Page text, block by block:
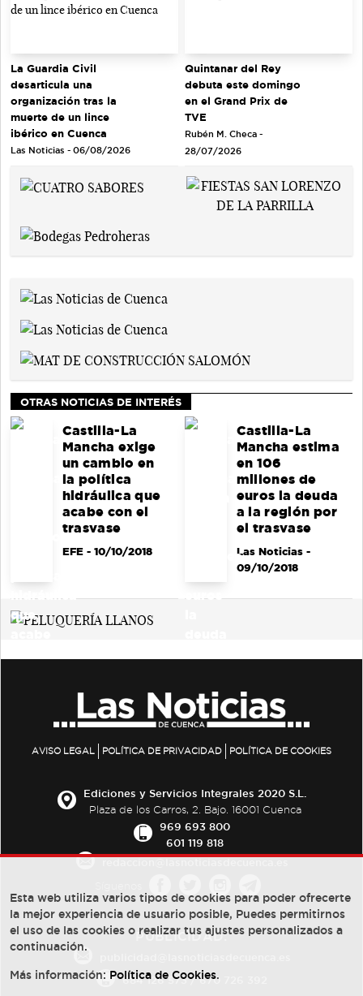
La Guardia Civil
desarticula una
organización tras la
muerte de un lince
ibérico en Cuenca
Las Noticias - 06/08/2026
Quintanar del Rey
debuta este domingo
en el Grand Prix de
TVE
Rubén M. Checa -
28/07/2026
OTRAS NOTICIAS DE INTERÉS
Castilla-La
Mancha exige
un cambio en
la política
hidráulica que
acabe con el
trasvase
EFE- 10/10/2018
Castilla-La
Mancha estima
en 106
millones de
euros la deuda
a la región por
el trasvase
Las Noticias-
09/10/2018
AVISO LEGAL POLÍTICA DE PRIVACIDAD POLÍTICA DE COOKIES
Ediciones y Servicios Integrales 2020 S.L.
Plaza de los Carros, 2. Bajo. 16001 Cuenca
969 693 800
601 119 818
PUBLICIDAD:
684 126 573/670 726 392
Esta web utiliza varios tipos de cookies para poder ofrecerte
la mejor experiencia de usuario posible, Puedes permitirnos
el uso de las cookies o realizar tus ajustes personalizados a
continuación.
Más información: Política de Cookies.